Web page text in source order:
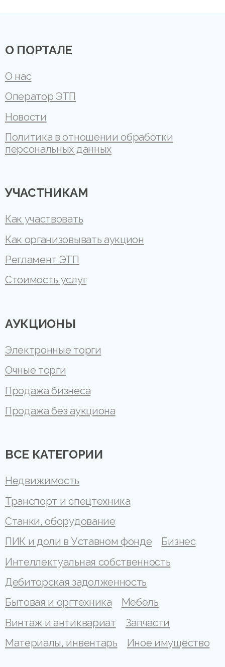
О ПОРТАЛЕ
О нас
Оператор ЭТП
Новости
Политика в отношении обработки
персональных данных
УЧАСТНИКАМ
Как участвовать
Как организовывать аукцион
Регламент ЭТП
Стоимость услуг
АУКЦИОНЫ
Электронные торги
Очные торги
Продажа бизнеса
Продажа без аукциона
ВСЕ КАТЕГОРИИ
Недвижимость
Транспорт и спецтехника
Станки, оборудование
ПИК и доли в Уставном фонде
Бизнес
Интеллектуальная собственность
Дебиторская задолженность
Бытовая и оргтехника
Мебель
Винтаж и антиквариат
Запчасти
Материалы, инвентарь
Иное имущество